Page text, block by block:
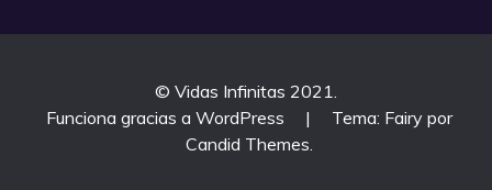
© Vidas Infinitas 2021.
Funciona gracias a WordPress
|
Tema: Fairy por
Candid Themes.